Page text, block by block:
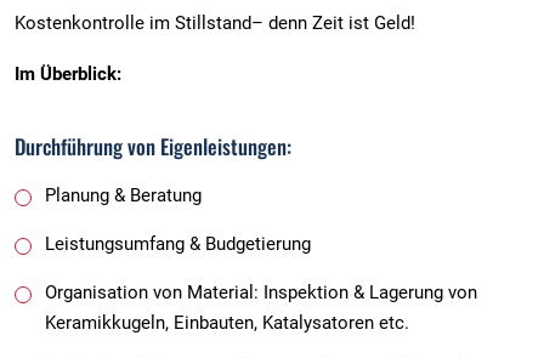
Kostenkontrolle im Stillstand– denn Zeit ist Geld!
Im Überblick:
Durchführung von Eigenleistungen:
Planung & Beratung
Leistungsumfang & Budgetierung
Organisation von Material: Inspektion & Lagerung von
Keramikkugeln, Einbauten, Katalysatoren etc.